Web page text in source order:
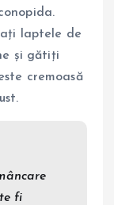
laptele de
și gătiți
cremoasă
fi